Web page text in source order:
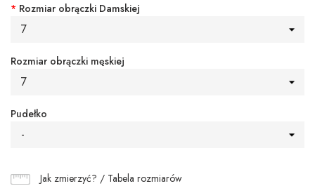
* Rozmiar obrączki Damskiej
7
Rozmiar obrączki męskiej
7
Pudełko
-
Jak zmierzyć? / Tabela rozmiarów